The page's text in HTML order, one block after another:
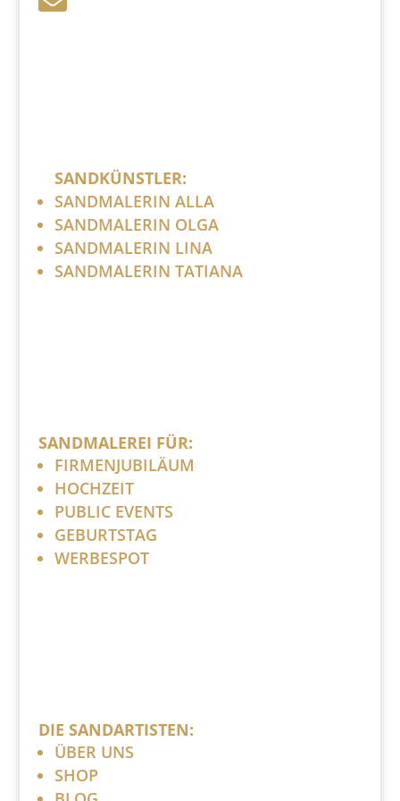
SANDKÜNSTLER:
SANDMALERIN ALLA
SANDMALERIN OLGA
SANDMALERIN LINA
SANDMALERIN TATIANA
SANDMALEREI FÜR:
FIRMENJUBILÄUM
HOCHZEIT
PUBLIC EVENTS
GEBURTSTAG
WERBESPOT
DIE SANDARTISTEN:
ÜBER UNS
SHOP